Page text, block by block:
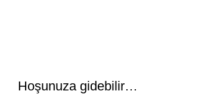
Hoşunuza gidebilir…